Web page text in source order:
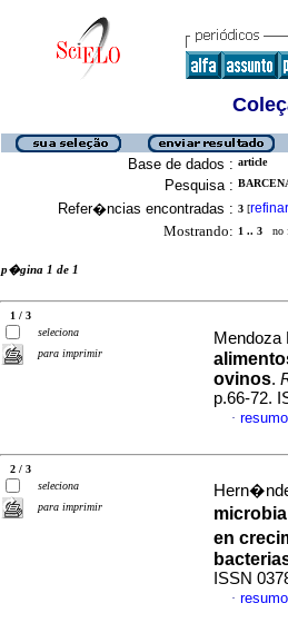
Base de dados : article
Pesquisa :
Refer�ncias encontradas : 3 [refinar
Mostrando: 1 .. 3 no
p�gina 1 de 1
1 / 3
seleciona
para imprimir
ovinos.
p.66-72.
·
2 / 3
seleciona
para imprimir
en
ISSN
·